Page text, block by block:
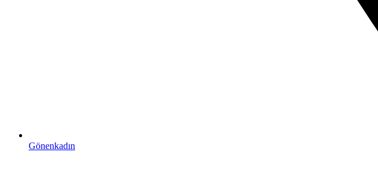
Gönenkadın